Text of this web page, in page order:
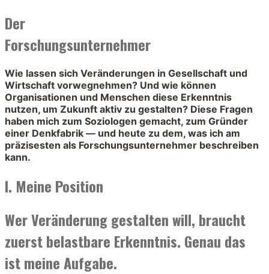
Der
Forschungsunternehmer
Wie lassen sich Veränderungen in Gesellschaft und
Wirtschaft vorwegnehmen? Und wie können
Organisationen und Menschen diese Erkenntnis
nutzen, um Zukunft aktiv zu gestalten? Diese Fragen
haben mich zum Soziologen gemacht, zum Gründer
einer Denkfabrik — und heute zu dem, was ich am
präzisesten als Forschungsunternehmer beschreiben
kann.
I. Meine Position
Wer Veränderung gestalten will, braucht
zuerst belastbare Erkenntnis. Genau das
ist meine Aufgabe.